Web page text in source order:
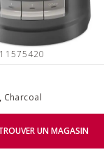
Charcoal
UN MAGASIN